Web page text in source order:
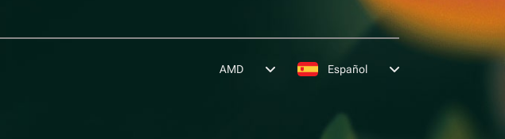
AMD Español